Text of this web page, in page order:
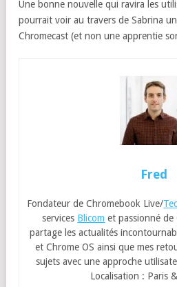
Une bonne nouvelle qui ravira les
pourrait voir au travers de Sabrina
Chromecast (et non une apprentie
Fred
Fondateur de Chromebook Live/
services Blicom et passionné
partage les actualités
et Chrome OS ainsi que mes
sujets avec une approche
Localisation : Paris